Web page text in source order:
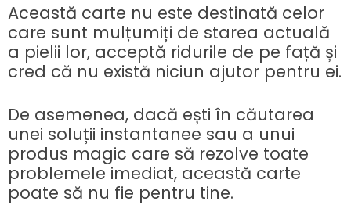
Această carte nu este destinată celor
care sunt mulțumiți de starea actuală
a pielii lor, acceptă ridurile de pe față și
cred că nu există niciun ajutor pentru ei.
De asemenea, dacă ești în căutarea
unei soluții instantanee sau a unui
produs magic care să rezolve toate
problemele imediat, această carte
poate să nu fie pentru tine.